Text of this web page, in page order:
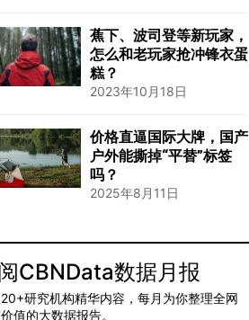
蕉下、波司登等新玩家，
怎么和老玩家抢冲锋衣蛋
糕？
2023年10月18日
价格直逼国际大牌，国产
户外能撕掉“平替”标签
吗？
2025年8月11日
CBNData数据月报
研究机构精华内容，每月为你整理全网
值的大数据报告。